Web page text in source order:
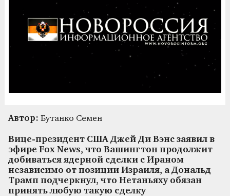
Автор: Бутанко Семен
Вице-президент США Джей Ди Вэнс заявил в
эфире Fox News, что Вашингтон продолжит
добиваться ядерной сделки с Ираном
независимо от позиции Израиля, а Дональд
Трамп подчеркнул, что Нетаньяху обязан
принять любую такую сделку